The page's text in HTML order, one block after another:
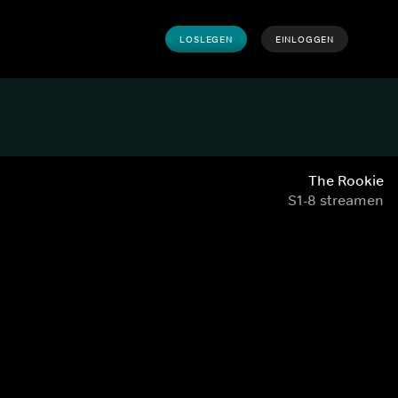
LOSLEGEN EINLOGGEN
The Rookie
S1-8 streamen